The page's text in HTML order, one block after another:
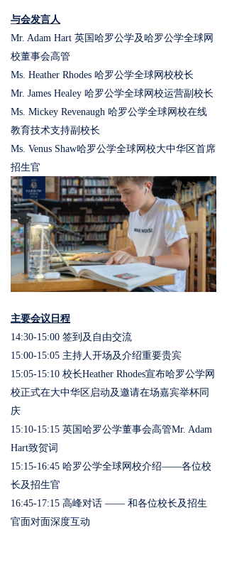
与会发言人
Mr. Adam Hart 英国哈罗公学及哈罗公学全球网
校董事会高管
Ms. Heather Rhodes 哈罗公学全球网校校长
Mr. James Healey 哈罗公学全球网校运营副校长
Ms. Mickey Revenaugh 哈罗公学全球网校在线
教育技术支持副校长
Ms. Venus Shaw哈罗公学全球网校大中华区首席
招生官
主要会议日程
14:30-15:00 签到及自由交流
15:00-15:05 主持人开场及介绍重要贵宾
15:05-15:10 校长Heather Rhodes宣布哈罗公学网
校正式在大中华区启动及邀请在场嘉宾举杯同
庆
15:10-15:15 英国哈罗公学董事会高管Mr. Adam
Hart致贺词
15:15-16:45 哈罗公学全球网校介绍——各位校
长及招生官
16:45-17:15 高峰对话 —— 和各位校长及招生
官面对面深度互动